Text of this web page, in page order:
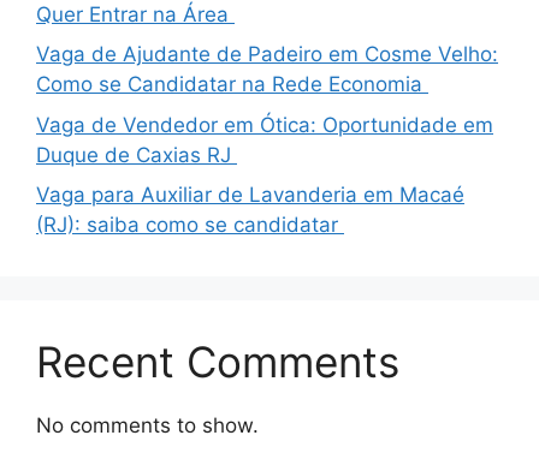
Quer Entrar na Área
Vaga de Ajudante de Padeiro em Cosme Velho:
Como se Candidatar na Rede Economia
Vaga de Vendedor em Ótica: Oportunidade em
Duque de Caxias RJ
Vaga para Auxiliar de Lavanderia em Macaé
(RJ): saiba como se candidatar
Recent Comments
No comments to show.